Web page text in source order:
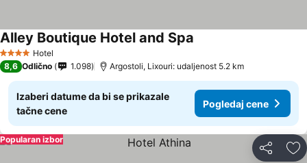
4 ZvezdiceHotel
Alley Boutique Hotel and Spa
8,6 Odlično 1.098 Argostoli, Lixouri: udaljenost 5.2 km
Izaberi datume da bi se prikazale
tačne cene
Pogledaj cene
Deli
Popularan izbor